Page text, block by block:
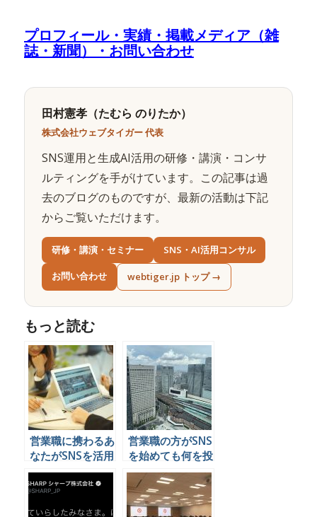
プロフィール・実績・掲載メディア（雑
誌・新聞）・お問い合わせ
田村憲孝（たむら のりたか）
株式会社ウェブタイガー 代表
SNS運用と生成AI活用の研修・講演・コンサ
ルティングを手がけています。この記事は過
去のブログのものですが、最新の活動は下記
からご覧いただけます。
研修・講演・セミナー SNS・AI活用コンサル
お問い合わせ webtiger.jp トップ →
もっと読む
営業職に携わるあ
なたがSNSを活用
するメリットとは
営業職の方がSNS
を始めても何を投
稿したら良いのか
わからないみたい
なので何を投稿し